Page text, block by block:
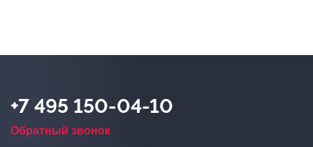
+7 495 150-04-10
Обратный звонок